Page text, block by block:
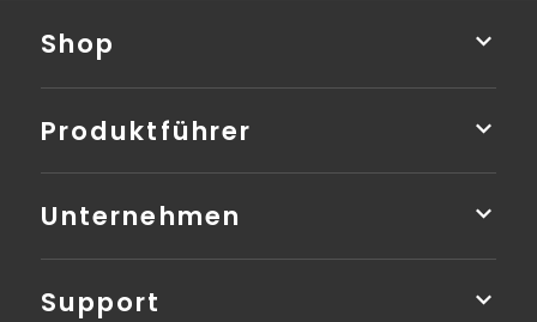
Shop
Produktführer
Unternehmen
Support